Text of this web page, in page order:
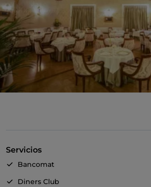
Servicios
Bancomat
Diners Club